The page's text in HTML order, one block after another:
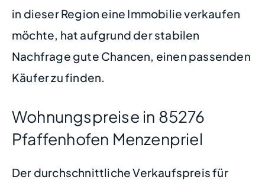
in dieser Region eine Immobilie verkaufen
möchte, hat aufgrund der stabilen
Nachfrage gute Chancen, einen passenden
Käufer zu finden.
Wohnungspreise in 85276
Pfaffenhofen Menzenpriel
Der durchschnittliche Verkaufspreis für